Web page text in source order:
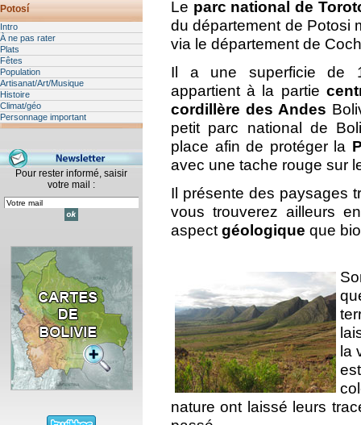
Potosí
Intro
À ne pas rater
Plats
Fêtes
Population
Artisanat/Art/Musique
Histoire
Climat/géo
Personnage important
Pour rester informé, saisir
votre mail :
Le parc national de
du département de Potosi
via le département de
Il a une superficie de
appartient à la partie
cordillère des Andes
petit parc national de
place afin de protéger la
avec une tache rouge sur
Il présente des paysages
vous trouverez ailleurs
aspect géologique que
la
nature ont laissé leurs